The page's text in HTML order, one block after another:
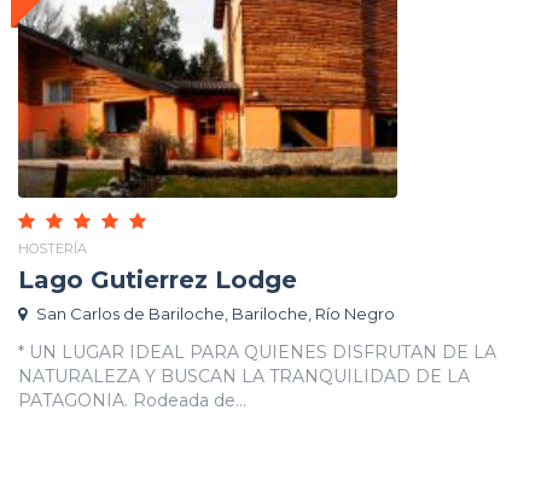
HOSTERÍA
Lago Gutierrez Lodge
San Carlos de Bariloche, Bariloche, Río Negro
* UN LUGAR IDEAL PARA QUIENES DISFRUTAN DE LA
NATURALEZA Y BUSCAN LA TRANQUILIDAD DE LA
PATAGONIA. Rodeada de...